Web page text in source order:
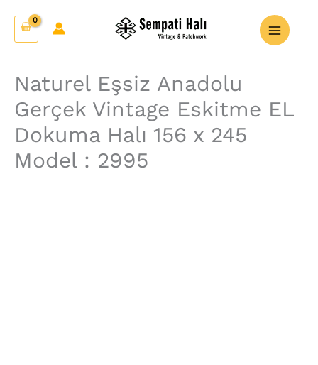
Naturel Eşsiz Anadolu
Gerçek Vintage Eskitme EL
Dokuma Halı 156 x 245
Model : 2995
Eşsiz
Anadolu
Vintage
Eskitme
Dokuma
Halı